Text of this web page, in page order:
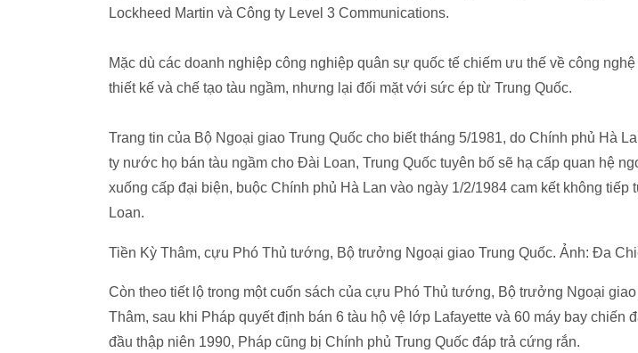
Lockheed Martin và Công ty Level 3 Communications.
Mặc dù các doanh nghiệp công nghiệp quân sự quốc tế chiếm ưu thế về công
thiết kế và chế tạo tàu ngầm, nhưng lại đối mặt với sức ép từ Trung Quốc.
Trang tin của Bộ Ngoại giao Trung Quốc cho biết tháng 5/1981, do Chính phủ Hà
ty nước họ bán tàu ngầm cho Đài Loan, Trung Quốc tuyên bố sẽ hạ cấp quan hệ
xuống cấp đại biện, buộc Chính phủ Hà Lan vào ngày 1/2/1984 cam kết không tiếp
Loan.
Tiền Kỳ Thâm, cựu Phó Thủ tướng, Bộ trưởng Ngoại giao Trung Quốc. Ảnh: Đa
Còn theo tiết lộ trong một cuốn sách của cựu Phó Thủ tướng, Bộ trưởng Ngoại
Thâm, sau khi Pháp quyết định bán 6 tàu hộ vệ lớp Lafayette và 60 máy bay chiến
đầu thập niên 1990, Pháp cũng bị Chính phủ Trung Quốc đáp trả cứng rắn.